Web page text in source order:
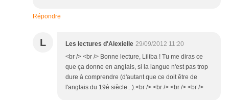
Répondre
L Les lectures d'Alexielle 29/09/2012 11:20
<br /> <br /> Bonne lecture, Liliba ! Tu me diras ce
que ça donne en anglais, si la langue n'est pas trop
dure à comprendre (d'autant que ce doit être de
l'anglais du 19è siècle...).<br /> <br /> <br /> <br />